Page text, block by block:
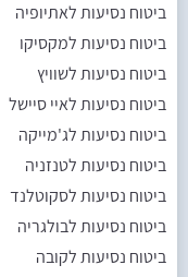
ביטוח נסיעות לאתיופיה
ביטוח נסיעות למקסיקו
ביטוח נסיעות לשוויץ
ביטוח נסיעות לאיי סיישל
ביטוח נסיעות לג'מייקה
ביטוח נסיעות לטנזניה
ביטוח נסיעות לסקוטלנד
ביטוח נסיעות לבולגריה
ביטוח נסיעות לקובה